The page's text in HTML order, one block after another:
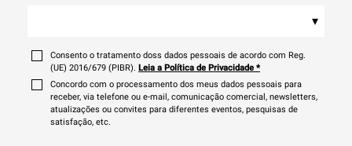
▾
Consento o tratamento doss dados pessoais de acordo com Reg.
(UE) 2016/679 (PIBR). Leia a Política de Privacidade *
Concordo com o processamento dos meus dados pessoais para
receber, via telefone ou e-mail, comunicação comercial, newsletters,
atualizações ou convites para diferentes eventos, pesquisas de
satisfação, etc.